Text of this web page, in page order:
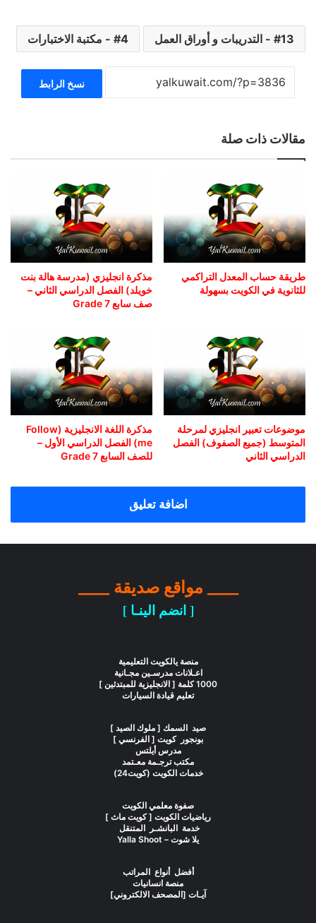
13 - التدريبات و أوراق العمل 4 - مكتبة الاختبارات
نسخ الرابط
مقالات ذات صلة
طريقة حساب المعدل التراكمي
للثانوية في الكويت بسهولة
مذكرة انجليزي (مدرسة هالة بنت
خويلد) الفصل الدراسي الثاني –
صف سابع Grade 7
موضوعات تعبير انجليزي لمرحلة
المتوسط (جميع الصفوف) الفصل
الدراسي الثاني
مذكرة اللغة الانجليزية (Follow
me) الفصل الدراسي الأول –
للصف السابع Grade 7
اضافة تعليق
____ مواقع صديقة ____
[ انضم الينـا ]
منصة يالكويت التعليمية
اعـلانات مدرسـين مجـانية
1000 كلمة [ الانجليزية للمبتدئين ]
تعليم قيادة السيارات
صيد السمك [ ملوك الصيد ]
بونجور كويت [ الفرنسي ]
مدرس أيلتس
مكتب ترجـمة معـتمد
خدمات الكويت (كويت24)
صفوة معلمي الكويت
رياضيات الكويت [ كويت ماث ]
خدمة البانشـر المتنقل
يلا شوت – Yalla Shoot
أفضل أنواع المراتب
منصة انسانيات
آيـات [المصحف الالكتروني]